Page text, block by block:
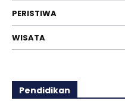
PERISTIWA
WISATA
Pendidikan